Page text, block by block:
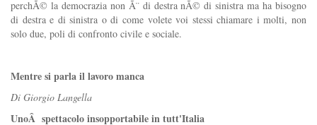
perchÃ© la democrazia non Ã¨ di destra nÃ© di sinistra ma ha bisogno
di destra e di sinistra o di come volete voi stessi chiamare i molti, non
solo due, poli di confronto civile e sociale.
Mentre si parla il lavoro manca
Di Giorgio Langella
UnoÂ spettacolo insopportabile in tutt'Italia